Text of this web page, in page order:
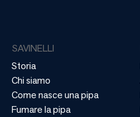
SAVINELLI
Storia
Chi siamo
Come nasce una pipa
Fumare la pipa